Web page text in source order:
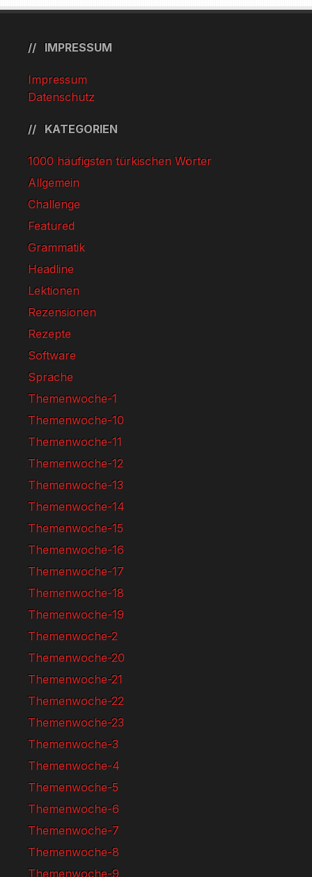
IMPRESSUM
Impressum
Datenschutz
KATEGORIEN
1000 häufigsten türkischen Wörter
Allgemein
Challenge
Featured
Grammatik
Headline
Lektionen
Rezensionen
Rezepte
Software
Sprache
Themenwoche-1
Themenwoche-10
Themenwoche-11
Themenwoche-12
Themenwoche-13
Themenwoche-14
Themenwoche-15
Themenwoche-16
Themenwoche-17
Themenwoche-18
Themenwoche-19
Themenwoche-2
Themenwoche-20
Themenwoche-21
Themenwoche-22
Themenwoche-23
Themenwoche-3
Themenwoche-4
Themenwoche-5
Themenwoche-6
Themenwoche-7
Themenwoche-8
Themenwoche-9